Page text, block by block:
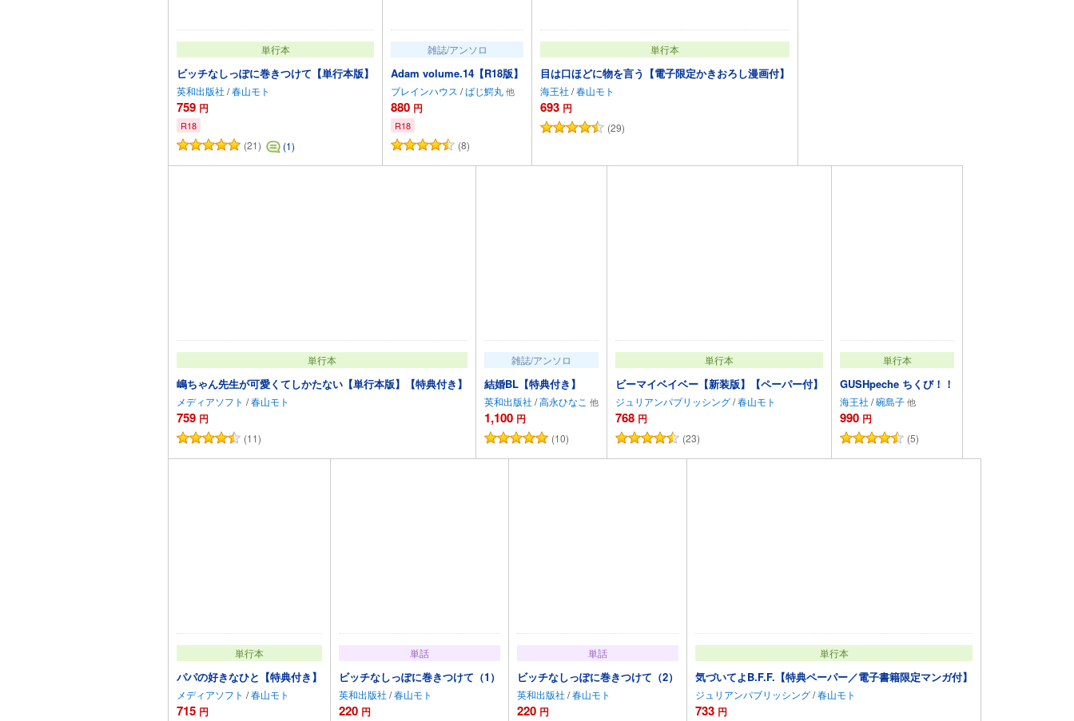
単行本
ビッチなしっぽに巻きつけて【単行本版】
英和出版社 /春山モト
759 円
R18
(21) (1)
カートに追加
雑誌/アンソロ
Adam volume.14【R18版】
ブレインハウス /ばじ鰐丸
880 円
R18
(8)
カートに追加
単行本
目は口ほどに物を言う【電子限定かきおろし漫画付】
海王社 /春山モト
693 円
(29)
単行本
嶋ちゃん先生が可愛くてしかたない【単行本版】【特典付き】
メディアソフト /春山モト
759 円
(11)
雑誌/アンソロ
結婚BL【特典付き】
英和出版社 /高永ひなこ
1,100 円
(10)
カートに追加
単行本
ビーマイベイベー【新装版】【ペーパー付】
ジュリアンパブリッシング/春山モト
768 円
(23)カートに追加
単行本
GUSHpeche ちくび！！
海王社 /碗島子
990 円
(5)
カートに追加
単行本
パパの好きなひと【特典付き】
メディアソフト /春山モト
715 円
単話
ビッチなしっぽに巻きつけて（1）
英和出版社 /春山モト
220 円
単話
ビッチなしっぽに巻きつけて（2）
英和出版社 /春山モト
220 円
単行本
気づいてよB.F.F.【特典ペーパー／電子書籍限定マンガ付】
ジュリアンパブリッシング/春山モト
733 円